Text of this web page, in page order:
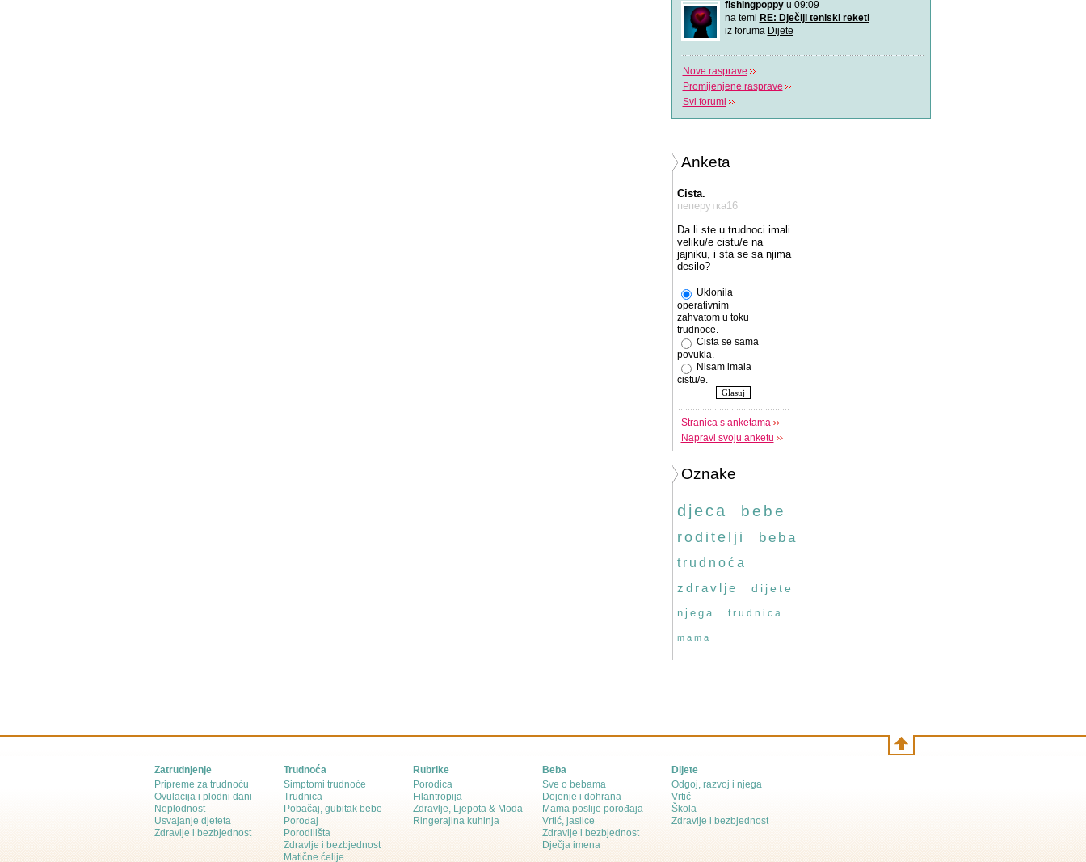
fishingpoppyu 09:09
na temi RE: Dječiji teniski reketi
iz foruma Dijete
Nove rasprave
Promijenjene rasprave
Svi forumi
Anketa
Cista.
пеперутка16
Da li ste u trudnoci imali
veliku/e cistu/e na
jajniku, i sta se sa njima
desilo?
Uklonila
operativnim
zahvatom u toku
trudnoce.
Cista se sama
povukla.
Nisam imala
cistu/e.
Stranica s anketama
Napravi svoju anketu
Oznake
djeca bebe
roditelji beba
trudnoća
zdravlje
dijete
njega trudnica
mama
Zatrudnjenje
Pripreme za trudnoću
Ovulacija i plodni dani
Neplodnost
Usvajanje djeteta
Zdravlje i bezbjednost
Trudnoća
Simptomi trudnoće
Trudnica
Pobačaj, gubitak bebe
Porođaj
Porodilišta
Zdravlje i bezbjednost
Matične ćelije
Rubrike
Porodica
Filantropija
Zdravlje, Ljepota & Moda
Ringerajina kuhinja
Beba
Sve o bebama
Dojenje i dohrana
Mama poslije porođaja
Vrtić, jaslice
Zdravlje i bezbjednost
Dječja imena
Dijete
Odgoj, razvoj i njega
Vrtić
Škola
Zdravlje i bezbjednost